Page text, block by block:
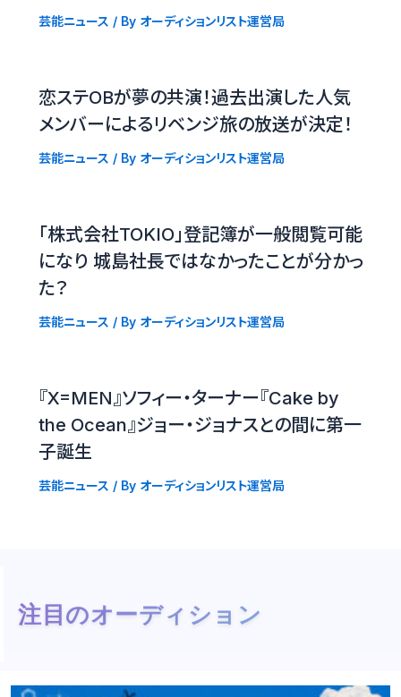
芸能ニュース / By オーディションリスト運営局
恋ステOBが夢の共演！過去出演した人気
メンバーによるリベンジ旅の放送が決定！
芸能ニュース / By オーディションリスト運営局
「株式会社TOKIO」登記簿が一般閲覧可能
になり 城島社長ではなかったことが分かっ
た？
芸能ニュース / By オーディションリスト運営局
『X=MEN』ソフィー・ターナー『Cake by
the Ocean』ジョー・ジョナスとの間に第一
子誕生
芸能ニュース / By オーディションリスト運営局
注目のオーディション